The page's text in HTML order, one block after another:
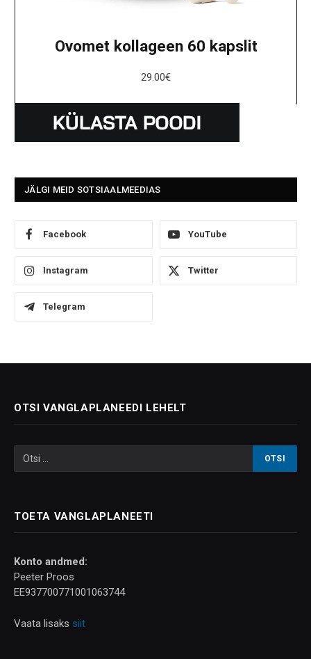
Ovomet kollageen 60 kapslit
29.00€
JÄLGI MEID SOTSIAALMEEDIAS
Facebook YouTube
Instagram Twitter
Telegram
OTSI VANGLAPLANEEDI LEHELT
TOETA VANGLAPLANEETI
Konto andmed:
Peeter Proos
EE937700771001063744
Vaata lisaks siit